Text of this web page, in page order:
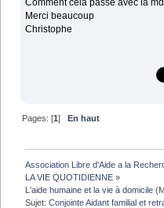
Merci beaucoup
Christophe
Pages: [1]En haut
Association Libre d'Aide a la
LA VIE QUOTIDIENNE »
L'aide humaine et la vie à domicile
Sujet:Conjointe Aidant familial et